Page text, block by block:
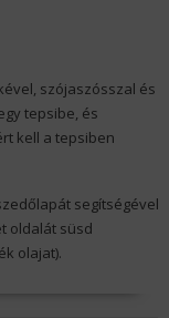
szójaszósszal és
tepsibe, és
kell a tepsiben
segítségével
oldalát süsd
olajat).